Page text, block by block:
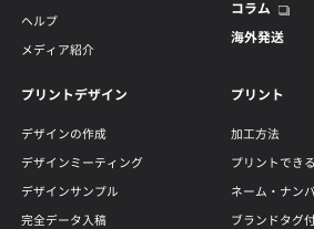
ヘルプ
メディア紹介
コラム
海外発送
プリントデザイン
デザインの作成
デザインミーティング
デザインサンプル
完全データ入稿
プリント
加工方法
プリントでき
ネーム・ナン
ブランドタグ